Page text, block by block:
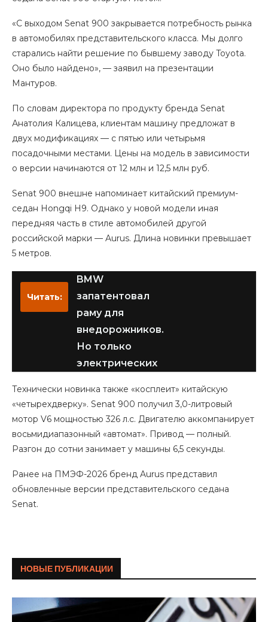
«С выходом Senat 900 закрывается потребность рынка
в автомобилях представительского класса. Мы долго
старались найти решение по бывшему заводу Toyota.
Оно было найдено», — заявил на презентации
Мантуров.
По словам директора по продукту бренда Senat
Анатолия Калицева, клиентам машину предложат в
двух модификациях — с пятью или четырьмя
посадочными местами. Цены на модель в зависимости
о версии начинаются от 12 млн и 12,5 млн руб.
Senat 900 внешне напоминает китайский премиум-
седан Hongqi H9. Однако у новой модели иная
передняя часть в стиле автомобилей другой
российской марки — Aurus. Длина новинки превышает
5 метров.
Читать:
BMW
запатентовал
раму для
внедорожников.
Но только
электрических
Технически новинка также «косплеит» китайскую
«четырехдверку». Senat 900 получил 3,0-литровый
мотор V6 мощностью 326 л.с. Двигателю аккомпанирует
восьмидиапазонный «автомат». Привод — полный.
Разгон до сотни занимает у машины 6,5 секунды.
Ранее на ПМЭФ-2026 бренд Aurus представил
обновленные версии представительского седана
Senat.
НОВЫЕ ПУБЛИКАЦИИ